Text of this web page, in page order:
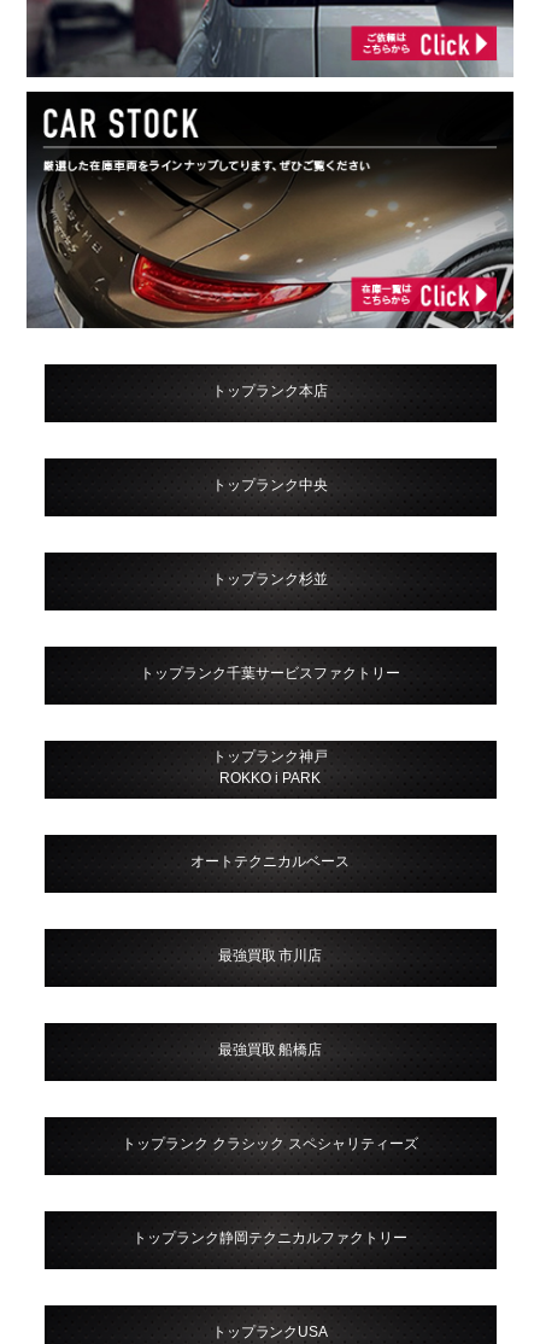
トップランク本店
トップランク中央
トップランク杉並
トップランク千葉サービスファクトリー
トップランク神戸
ROKKO i PARK
オートテクニカルベース
最強買取 市川店
最強買取 船橋店
トップランク クラシック スペシャリティーズ
トップランク静岡テクニカルファクトリー
トップランクUSA